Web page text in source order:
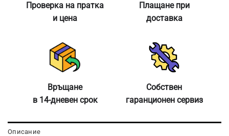
Проверка на пратка
и цена
Плащане при
доставка
Връщане
в 14-дневен срок
Собствен
гаранционен сервиз
Описание